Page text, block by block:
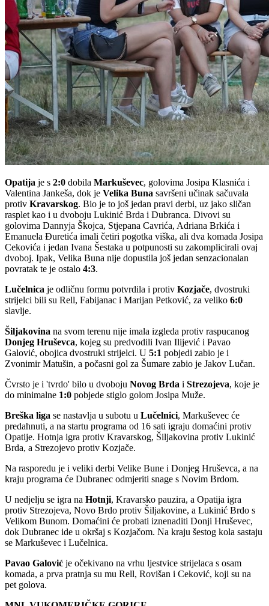
Opatija je s 2:0 dobila Markuševec, golovima Josipa Klasnića i
Valentina Jankeša, dok je Velika Buna savršeni učinak sačuvala
protiv Kravarskog. Bio je to još jedan pravi derbi, uz jako sličan
rasplet kao i u dvoboju Lukinić Brda i Dubranca. Divovi su
golovima Dannyja Škojca, Stjepana Cavrića, Adriana Brkića i
Emanuela Đuretića imali četiri pogotka viška, ali dva komada Josipa
Cekovića i jedan Ivana Šestaka u potpunosti su zakomplicirali ovaj
dvoboj. Ipak, Velika Buna nije dopustila još jedan senzacionalan
povratak te je ostalo 4:3.
Lučelnica je odličnu formu potvrdila i protiv Kozjače, dvostruki
strijelci bili su Rell, Fabijanac i Marijan Petković, za veliko 6:0
slavlje.
Šiljakovina na svom terenu nije imala izgleda protiv raspucanog
Donjeg Hruševca, kojeg su predvodili Ivan Ilijević i Pavao
Galović, obojica dvostruki strijelci. U 5:1 pobjedi zabio je i
Zvonimir Matušin, a počasni gol za Šumare zabio je Jakov Lučan.
Čvrsto je i 'tvrdo' bilo u dvoboju Novog Brda i Strezojeva, koje je
do minimalne 1:0 pobjede stiglo golom Josipa Muže.
Breška liga se nastavlja u subotu u Lučelnici, Markuševec će
predahnuti, a na startu programa od 16 sati igraju domaćini protiv
Opatije. Hotnja igra protiv Kravarskog, Šiljakovina protiv Lukinić
Brda, a Strezojevo protiv Kozjače.
Na rasporedu je i veliki derbi Velike Bune i Donjeg Hruševca, a na
kraju programa će Dubranec odmjeriti snage s Novim Brdom.
U nedjelju se igra na Hotnji, Kravarsko pauzira, a Opatija igra
protiv Strezojeva, Novo Brdo protiv Šiljakovine, a Lukinić Brdo s
Velikom Bunom. Domaćini će probati iznenaditi Donji Hruševec,
dok Dubranec ide u okršaj s Kozjačom. Na kraju šestog kola sastaju
se Markuševec i Lučelnica.
Pavao Galović je očekivano na vrhu ljestvice strijelaca s osam
komada, a prva pratnja su mu Rell, Rovišan i Ceković, koji su na
pet golova.